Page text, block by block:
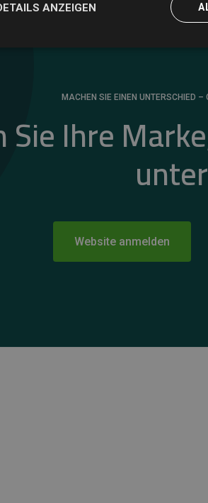
MACHEN SIE EINEN UNTERSCHIED
Sie Ihre
Website anmelden
ANZEIGEN